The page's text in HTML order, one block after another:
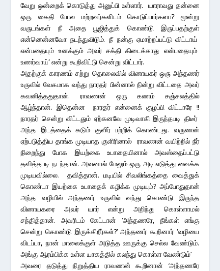
வேறு ஒன்றைக் கொடுத்து அனுப்பி உள்ளார். யாராவது தன்னை
ஒரு கைதி போல மற்றவர்களிடம் கொடுப்பார்களா? மூன்று
வருடங்கள் நீ அதை பூஜித்துக் கொண்டு இருப்பதற்குள்
என்னென்னவோ நடந்துவிடும். நீ நன்கு ஏமாற்றப்பட்டு விட்டாய்
என்பதையும் உனக்கும் அவர் சக்தி கிடைக்காது என்பதையும்
உணர்வாய்’ என்று கூறிவிட்டு சென்று விட்டார்.
அதற்குக் காரணம் சற்று தொலைவில் வினாயகர் ஒரு அந்தணர்
உருவில் வேகமாக வந்து நாரதர் பின்னால் நின்று விட்டதை அவர்
கவனித்ததுதான். ராவணன் ஒரு கணம் சஞ்சலத்தில்
ஆழ்ந்தான். இதென்ன நாரதர் என்னைக் குழப்பி விட்டாரே !!
நாரதர் சென்று விட்டதும் ஏற்கனவே முடிவாகி இருந்தபடி திடீர்
அந்த இடத்தைக் கடும் குளிர் பற்றிக் கொண்டது. வருணன்
ஏற்படுத்திய தாங்க முடியாத குளிரினால் ராவணன் வயிற்றில் நீர்
நிறைந்து போக இயற்கை உபாதையினால் அவஸ்தைப்பட்டு
தவித்தபடி நடந்தான். அவனால் மேலும் ஒரு அடி எடுத்து வைக்க
முடியவில்லை. தவித்தான். மடியில் சிவலிங்கத்தை வைத்துக்
கொண்டா இயற்கை உபாதைக் கழிக்க முடியும்? அப்போதுதான்
அந்த வழியில் அந்தணர் உருவில் வந்து கொண்டு இருந்த
வினாயகரை அவர் யார் என்று அறிந்து கொள்ளாமல்
சந்தித்தான். அவரிடம் கேட்டான் ‘அந்தணரே, நீங்கள் எங்கு
சென்று கொண்டு இருக்கிறீர்கள்?’ அந்தணர் கூறினார் ‘வழியை
விடப்பா, நான் மாலைக்குள் அடுத்த ஊருக்கு செல்ல வேண்டும்.
அங்கு ஆரம்பிக்க உள்ள யாகத்தில் கலந்து கொள்ள வேண்டும்’
அவரை தடுத்து நிறுத்திய ராவணன் கூறினான் ‘அந்தணரே